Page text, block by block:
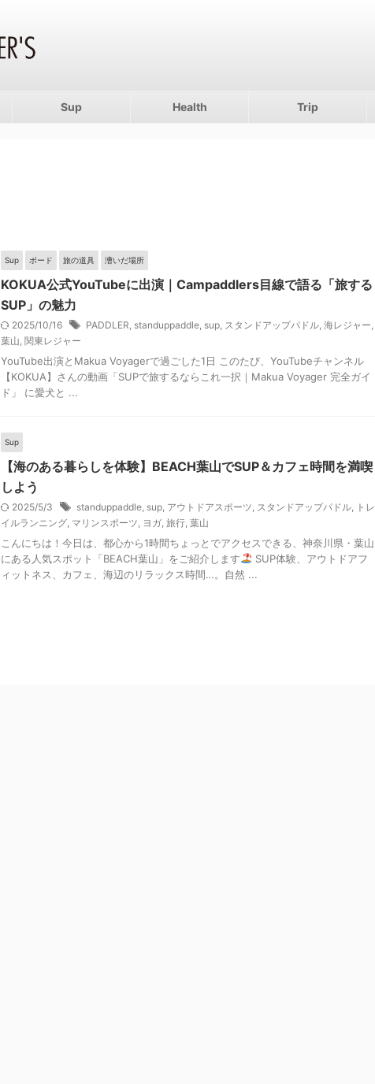
Sup Health Trip
Sup ボード 旅の道具 漕いだ場所
KOKUA公式YouTubeに出演｜Campaddlers目線で語る「旅する
SUP」の魅力
2025/10/16 PADDLER standuppaddle sup スタンドアップパドル 海レジャー
葉山 関東レジャー
YouTube出演とMakua Voyagerで過ごした1日 このたび、YouTubeチャンネル
【KOKUA】さんの動画「SUPで旅するならこれ一択｜Makua Voyager 完全ガイ
ド」 に愛犬と ...
Sup
【海のある暮らしを体験】BEACH葉山でSUP＆カフェ時間を満喫
しよう
2025/5/3 standuppaddle sup アウトドアスポーツ スタンドアップパドル
トレ
イルランニング マリンスポーツ ヨガ 旅行 葉山
こんにちは！今日は、都心から1時間ちょっとでアクセスできる、神奈川県・葉山
にある人気スポット「BEACH葉山」をご紹介します
SUP体験、アウトドアフ
ィットネス、カフェ、海辺のリラックス時間…。自然 ...